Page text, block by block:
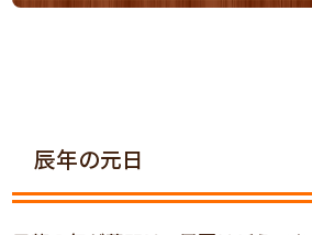
辰年の元日